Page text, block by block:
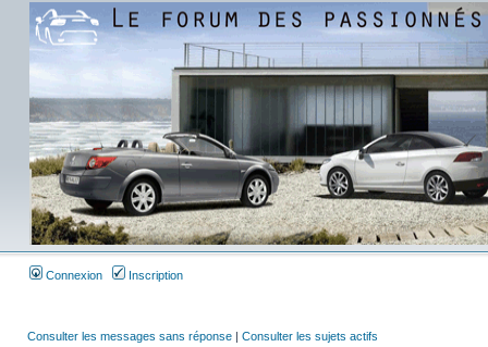
Connexion Inscription
Consulter les messages sans réponse | Consulter les sujets actifs